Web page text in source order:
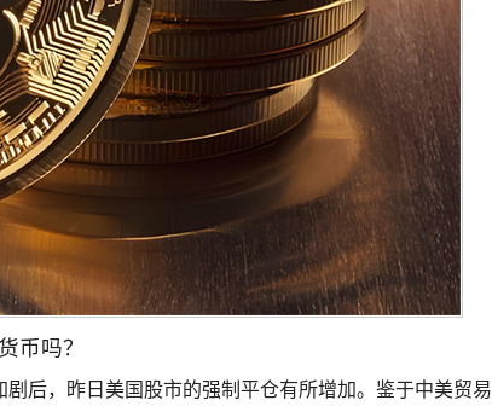
币吗？
后，昨日美国股市的强制平仓有所增加。鉴于中美贸易